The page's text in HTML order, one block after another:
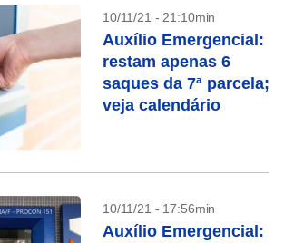
10/11/21 - 21:10min
Auxílio Emergencial:
restam apenas 6
saques da 7ª parcela;
veja calendário
10/11/21 - 17:56min
Auxílio Emergencial: